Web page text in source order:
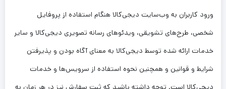
ورود کاربران به وب‏‌سایت دیجی‌کالا هنگام استفاده از پروفایل
شخصی، طرح‏‌های تشویقی، ویدئوهای رسانه تصویری دیجی‌کالا و سایر
خدمات ارائه شده توسط دیجی‌کالا به معنای آگاه بودن و پذیرفتن
شرایط و قوانین و همچنین نحوه استفاده از سرویس‌‏ها و خدمات
دیجی‌کالا است. توجه داشته باشید که ثبت سفارش نیز در هر زمان به